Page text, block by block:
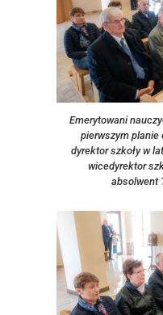
Emerytowani
pierwszym planie
dyrektor szkoły w
wicedyrektor
absolwent